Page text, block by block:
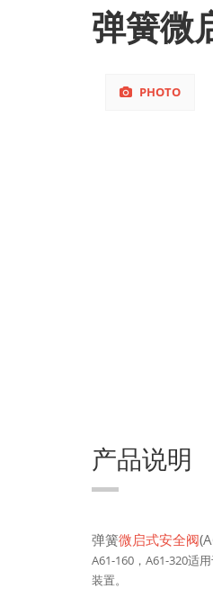
弹簧微
PHOTO
产品说明
弹簧微启式安全阀
A61-160，A61-320适
装置。